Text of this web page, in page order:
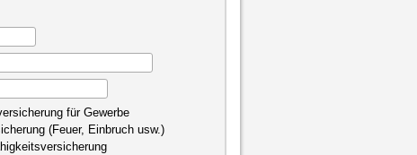
für Gewerbe
(Feuer, Einbruch usw.)